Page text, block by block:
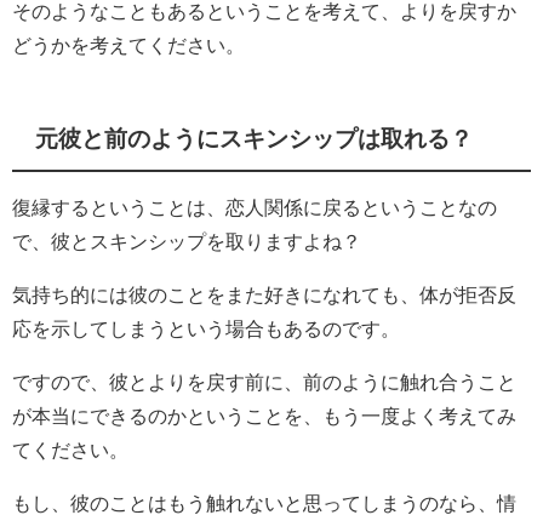
そのようなこともあるということを考えて、よりを戻すか
どうかを考えてください。
元彼と前のようにスキンシップは取れる？
復縁するということは、恋人関係に戻るということなの
で、彼とスキンシップを取りますよね？
気持ち的には彼のことをまた好きになれても、体が拒否反
応を示してしまうという場合もあるのです。
ですので、彼とよりを戻す前に、前のように触れ合うこと
が本当にできるのかということを、もう一度よく考えてみ
てください。
もし、彼のことはもう触れないと思ってしまうのなら、情